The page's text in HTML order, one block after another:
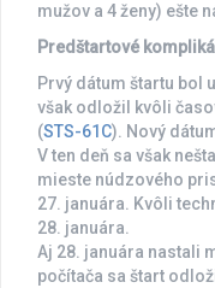
mužov a 4 ženy) ešte
Predštartové
Prvý dátum štartu bol
však odložil kvôli
(STS-61C). Nový
V ten deň sa však
mieste núdzového
27. januára. Kvôli
28. januára.
Aj 28. januára nastali
počítača sa štart